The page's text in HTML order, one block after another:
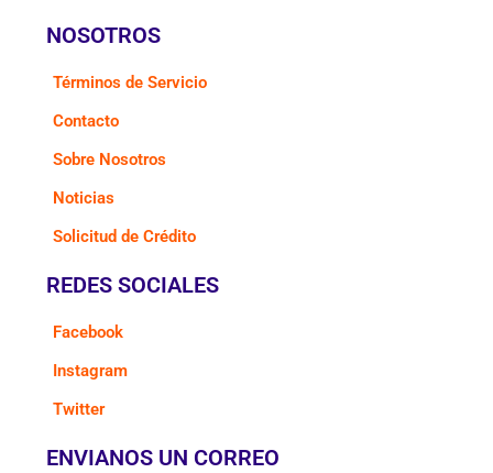
NOSOTROS
Términos de Servicio
Contacto
Sobre Nosotros
Noticias
Solicitud de Crédito
REDES SOCIALES
Facebook
Instagram
Twitter
ENVIANOS UN CORREO